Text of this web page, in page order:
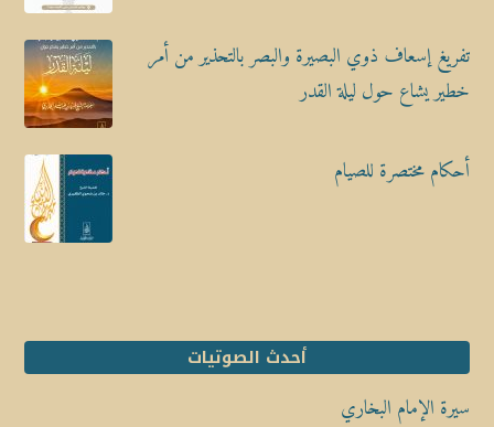
تفريغ إسعاف ذوي البصيرة والبصر بالتحذير من أمر
خطير يشاع حول ليلة القدر
أحكام مختصرة للصيام
أحدث الصوتيات
سيرة الإمام البخاري